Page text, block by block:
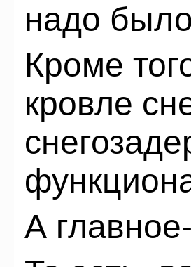
надо
Кроме
кровле
А